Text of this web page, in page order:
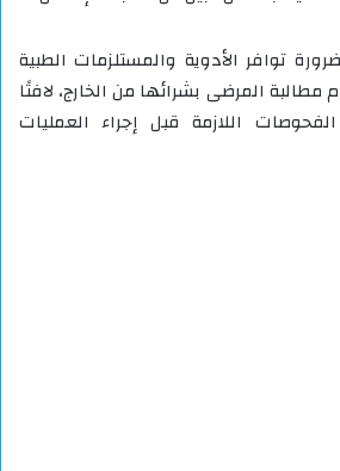
توافر الأدوية والمستلزمات الطبية
المرضى بشرائها من الخارج، لافتًا
اللازمة قبل إجراء العمليات